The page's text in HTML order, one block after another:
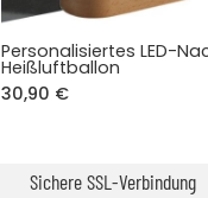
Personalisiertes LED-
Heißluftballon
30,90 €
Sichere SSL-Verbindung